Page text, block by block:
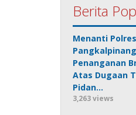
Berita
Menanti Polres
Penanganan
Atas Dugaan
Pidan…
3,263 views